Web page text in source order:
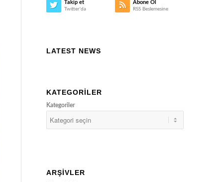
Takip et
Twitter'da
Abone Ol
RSS Beslemesine
LATEST NEWS
KATEGORILER
Kategoriler
ARŞIVLER